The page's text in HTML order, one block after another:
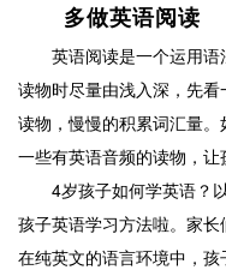
多做英语阅读
英语阅读是一个运用语
读物时尽量由浅入深，先
读物，慢慢的积累词汇量
一些有英语音频的读物，让
4岁孩子如何学英语？以
孩子英语学习方法啦。家长
在纯英文的语言环境中，孩